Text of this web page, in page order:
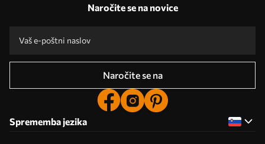
Naročite se na novice
Naročite se na
Sprememba jezika